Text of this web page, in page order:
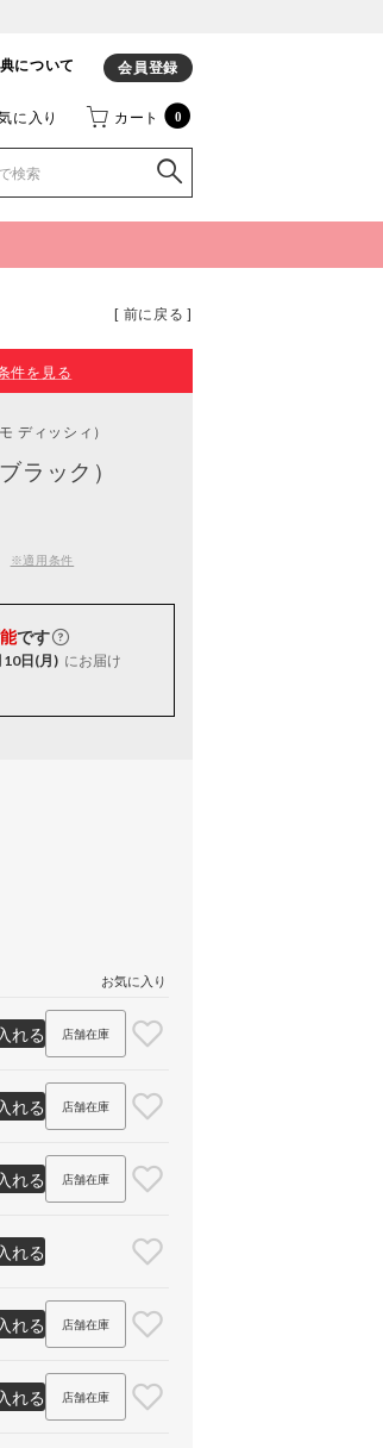
について 会員登録
に入り カート 0
[ 前に戻る ]
件を見る
ディッシィ）
ラック）
※適用条件
です
10日(月) にお届け
お気に入り
れる 店舗在庫
れる 店舗在庫
れる 店舗在庫
れる
れる 店舗在庫
れる 店舗在庫